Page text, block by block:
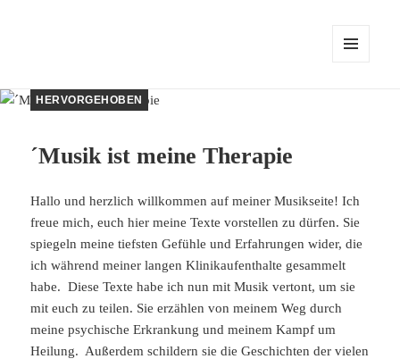
´Musik ist meine Therapie
Hallo und herzlich willkommen auf meiner Musikseite! Ich
freue mich, euch hier meine Texte vorstellen zu dürfen. Sie
spiegeln meine tiefsten Gefühle und Erfahrungen wider, die
ich während meiner langen Klinikaufenthalte gesammelt
habe. Diese Texte habe ich nun mit Musik vertont, um sie
mit euch zu teilen. Sie erzählen von meinem Weg durch
meine psychische Erkrankung und meinem Kampf um
Heilung. Außerdem schildern sie die Geschichten der vielen
HERVORGEHOBEN